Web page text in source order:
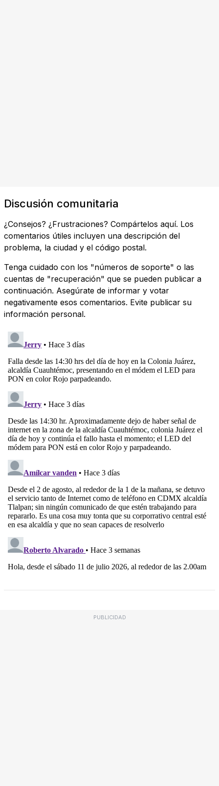
Discusión comunitaria
¿Consejos? ¿Frustraciones? Compártelos aquí. Los
comentarios útiles incluyen una descripción del
problema, la ciudad y el código postal.
Tenga cuidado con los "números de soporte" o las
cuentas de "recuperación" que se pueden publicar a
continuación. Asegúrate de informar y votar
negativamente esos comentarios. Evite publicar su
información personal.
PUBLICIDAD